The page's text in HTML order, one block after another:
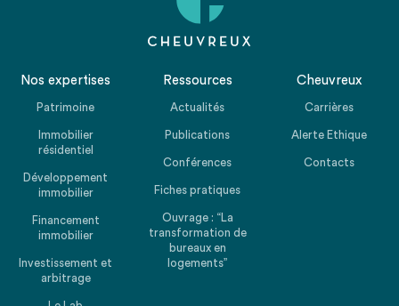
Nos expertises
Patrimoine
Immobilier
résidentiel
Développement
immobilier
Financement
immobilier
Investissement et
arbitrage
Ressources
Actualités
Publications
Conférences
Fiches pratiques
Ouvrage : “La
transformation de
bureaux en
logements”
Cheuvreux
Carrières
Alerte Ethique
Contacts